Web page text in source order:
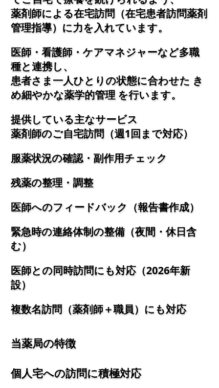
薬剤師による在宅訪問（在宅患者訪問薬剤
管理指導）に力を入れています。
医師・看護師・ケアマネジャーなど多職
種と連携し、
患者さま一人ひとりの状態に合わせた き
め細やかな薬学的管理 を行います。
提供している主なサービス
薬剤師のご自宅訪問（週1回まで対応）
服薬状況の確認・副作用チェック
残薬の整理・調整
医師へのフィードバック（報告書作成）
緊急時の連絡体制の整備（夜間・休日含
む）
医師との同時訪問にも対応（2026年新
設）
複数名訪問（薬剤師＋職員）にも対応
当薬局の特徴
個人宅への訪問に積極対応